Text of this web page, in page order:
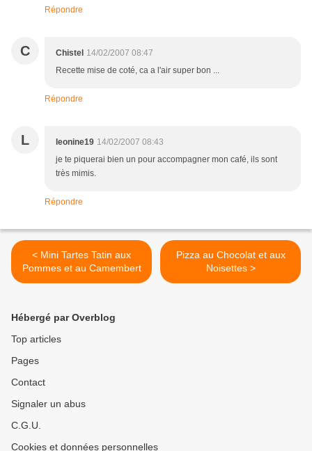
Répondre
C Chistel 14/02/2007 08:47
Recette mise de coté, ca a l'air super bon ...
Répondre
L leonine19 14/02/2007 08:43
je te piquerai bien un pour accompagner mon café, ils sont
très mimis.
Répondre
< Mini Tartes Tatin aux
Pommes et au Camembert
Pizza au Chocolat et aux
Noisettes >
Hébergé par Overblog
Top articles
Pages
Contact
Signaler un abus
C.G.U.
Cookies et données personnelles